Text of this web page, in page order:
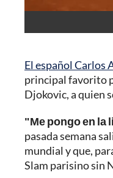
El español Carlos
principal favorito
Djokovic, a quien
"Me pongo en la
pasada semana
mundial y que,
Slam parisino sin